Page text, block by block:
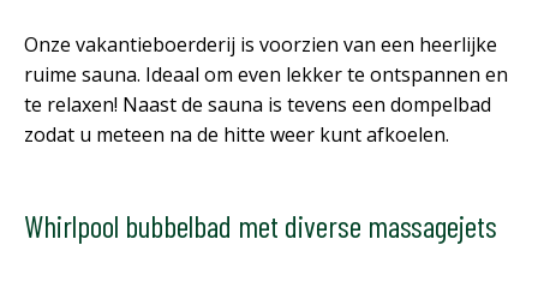
Onze vakantieboerderij is voorzien van een heerlijke
ruime sauna. Ideaal om even lekker te ontspannen en
te relaxen! Naast de sauna is tevens een dompelbad
zodat u meteen na de hitte weer kunt afkoelen.
Whirlpool bubbelbad met diverse massagejets